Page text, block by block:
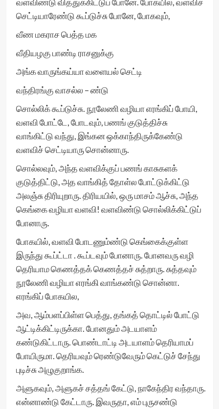
செட்டியாரேண்டு கூப்டுச்சு போனே, போகவும்,
வீண மகராச பெத்த மக
வீதியழகு பாண்டி ராசனுக்கு
அங்க வாருங்கய்யா வளையல் செட்டி
வந்திரங்கு வாசல்ல – ண்டு
சொல்லிக் கூப்டுச்சு. நூலேணி வழியா எரங்கிப் போயி,
வளவி போட்டே, போடவும், பணங் குடுத்திச்சு
வாங்கிட்டு வந்து, இங்கன ஒக்காந்திருக்கேண்டு
வளவிச் செட்டியாரு சொன்னாரு.
சொல்லவும், அந்த வளவிக்குப் பணங் காசுகளக்
குடுத்திட்டு, அத வாங்கித் தோள்ல போட்டுக்கிட்டு
அலஞ்சு திரியுறாரு. திரியயில், ஒரு மாசம் ஆச்சு, அந்த
கெங்கை வழியா வளவி! வளவிண்டு சொல்லிக்கிட்டுப்
போனாரு.
போகயில், வளவி போடணும்ண்டு கெங்கைக்குள்ள
இருந்து கூப்ட்டா . கூப்டவும் போனாரு. போனவரு வழி
தெரியாம கெணத்தக் கெணத்தச் சுத்றாரு. சுத்தவும்
நூலேணி வழியா எரங்கி வாங்கண்டு சொன்னா.
எரங்கிப் போகயில,
அவ, ஆம்பளப்பிள்ள பெத்து, தங்கத் தொட்டில் போட்டு
ஆட்டிக்கிட்டிருக்கா. போனதும் அடயாளம்
கண்டுகிட்டாரு. பொண்டாட்டி அடயாளம் தெரியாமப்
போயிருமா. தெரியவும் ரெண்டுவேரும் கெட்டுச் சேந்து
புடிச்சு அழுகுறாங்க.
அளுகவும், அளுகச் சத்தங் கேட்டு, நாகேந்திர வந்தாரு.
என்னாண்டு கேட்டாரு. இவருதா, எம் புருசண்டு